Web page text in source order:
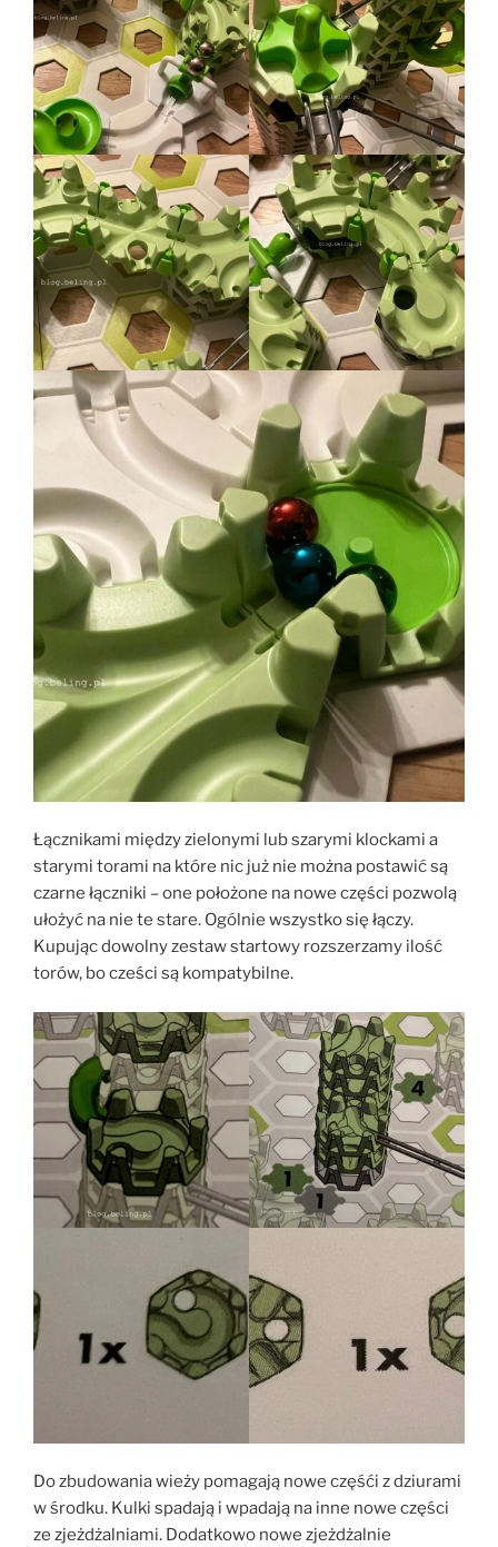
Łącznikami między zielonymi lub szarymi klockami a
starymi torami na które nic już nie można postawić są
czarne łączniki – one położone na nowe części pozwolą
ułożyć na nie te stare. Ogólnie wszystko się łączy.
Kupując dowolny zestaw startowy rozszerzamy ilość
torów, bo cześci są kompatybilne.
Do zbudowania wieży pomagają nowe częśći z dziurami
w środku. Kulki spadają i wpadają na inne nowe części
ze zjeżdżalniami. Dodatkowo nowe zjeżdżalnie